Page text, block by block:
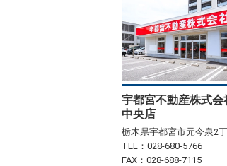
宇都宮不動産株式会
中央店
栃木県宇都宮市元今泉2
TEL：028-680-5766
FAX：028-688-7115